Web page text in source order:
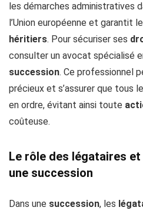
les démarches administratives
l’Union européenne et garantit
héritiers. Pour sécuriser ses
consulter un avocat spécialisé
succession. Ce professionnel
précieux et s’assurer que tous
en ordre, évitant ainsi toute
coûteuse.
Le rôle des légataires
une succession
Dans une succession, les